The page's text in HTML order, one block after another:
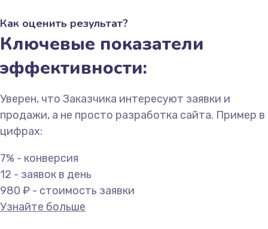
Как оценить результат?
Ключевые показатели
эффективности:
Уверен, что Заказчика интересуют заявки и
продажи, а не просто разработка сайта. Пример в
цифрах:
7% - конверсия
12 - заявок в день
980 ₽ - стоимость заявки
Узнайте больше